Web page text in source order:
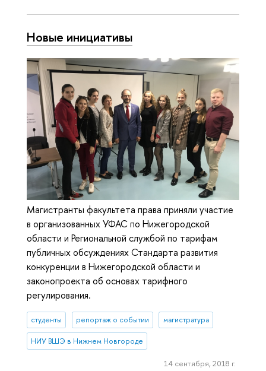
Новые инициативы
Магистранты факультета права приняли участие
в организованных УФАС по Нижегородской
области и Региональной службой по тарифам
публичных обсуждениях Стандарта развития
конкуренции в Нижегородской области и
законопроекта об основах тарифного
регулирования.
студенты репортаж о событии магистратура
НИУ ВШЭ в Нижнем Новгороде
14 сентября, 2018 г.